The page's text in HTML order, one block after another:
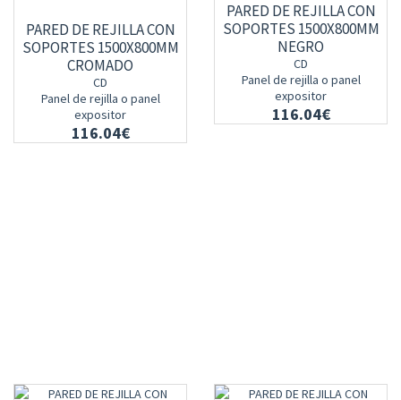
PARED DE REJILLA CON
SOPORTES 1500X800MM
CROMADO
CD
Panel de rejilla o panel
expositor
116.04€
PARED DE REJILLA CON
SOPORTES 1500X800MM
NEGRO
CD
Panel de rejilla o panel
expositor
116.04€